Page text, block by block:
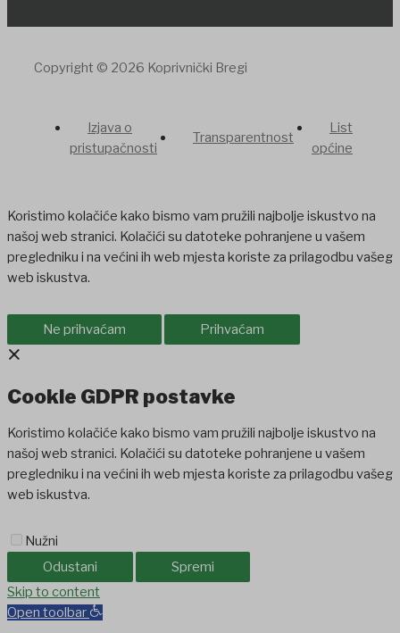
Copyright © 2026 Koprivnički Bregi
Izjava o
pristupačnosti
Transparentnost
List
općine
Koristimo kolačiće kako bismo vam pružili najbolje iskustvo na
našoj web stranici. Kolačići su datoteke pohranjene u vašem
pregledniku i na većini ih web mjesta koriste za prilagodbu vašeg
web iskustva.
Ne prihvaćam Prihvaćam
×
Cookie GDPR postavke
Koristimo kolačiće kako bismo vam pružili najbolje iskustvo na
našoj web stranici. Kolačići su datoteke pohranjene u vašem
pregledniku i na većini ih web mjesta koriste za prilagodbu vašeg
web iskustva.
Nužni
Odustani
Spremi
Skip to content
Open toolbar